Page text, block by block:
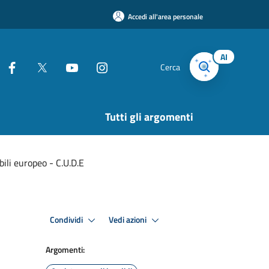
Accedi all'area personale
Cerca
AI
Tutti gli argomenti
europeo - C.U.D.E
Condividi Vedi azioni
Argomenti: